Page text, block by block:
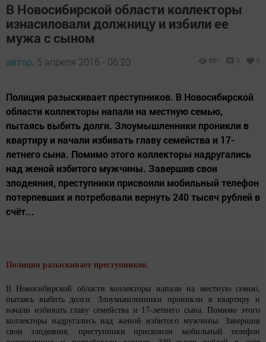
В Новосибирской области коллекторы
изнасиловали должницу и избили ее
мужа с сыном
автор, 5 апреля 2016 - 06:20 951 0 0
Полиция разыскивает преступников. В Новосибирской
области коллекторы напали на местную семью,
пытаясь выбить долги. Злоумышленники проникли в
квартиру и начали избивать главу семейства и 17-
летнего сына. Помимо этого коллекторы надругались
над женой избитого мужчины. Завершив свои
злодеяния, преступники присвоили мобильный телефон
потерпевших и потребовали вернуть 240 тысяч рублей в
счёт...
Полиция разыскивает преступников.
В Новосибирской области коллекторы напали на местную семью,
пытаясь выбить долги. Злоумышленники проникли в квартиру и
начали избивать главу семейства и 17-летнего сына. Помимо этого
коллекторы надругались над женой избитого мужчины. Завершив
свои злодеяния, преступники присвоили мобильный телефон